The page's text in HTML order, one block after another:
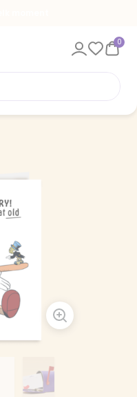
0